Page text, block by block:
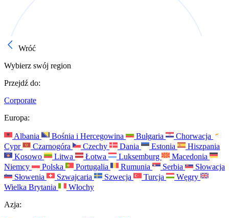
Wróć
Wybierz swój region
Przejdź do:
Corporate
Europa:
Albania Bośnia i Hercegowina Bułgaria
Chorwacja
Cypr
Czarnogóra Czechy Dania Estonia
Hiszpania
Kosowo
Litwa Łotwa Luksemburg
Macedonia
Niemcy
Polska Portugalia Rumunia Serbia
Słowacja
Słowenia
Szwajcaria Szwecja Turcja
Węgry
Wielka Brytania
Włochy
Azja: